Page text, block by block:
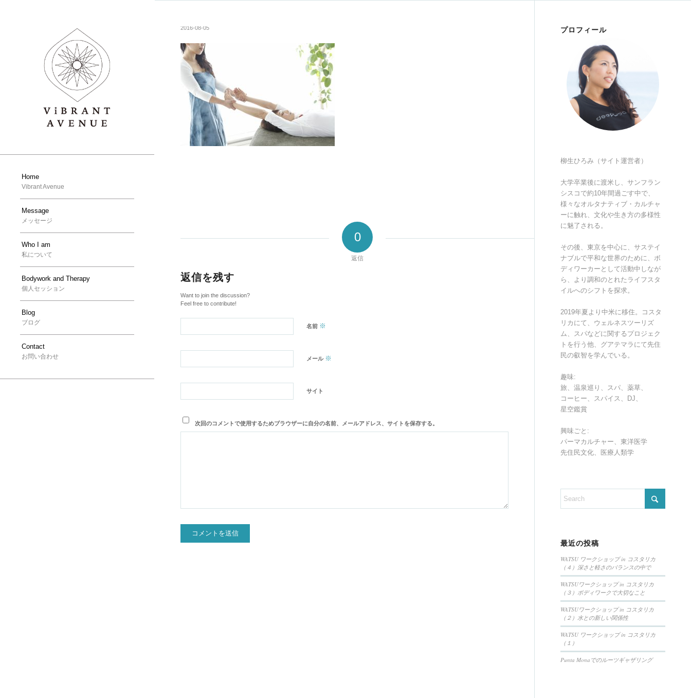
Home
Vibrant Avenue
Message
メッセージ
Who I am
私について
Bodywork and Therapy
個人セッション
Blog
ブログ
Contact
お問い合わせ
2016-08-05
0
返信
返信を残す
Want to join the discussion?
Feel free to contribute!
名前 ※
メール ※
サイト
次回のコメントで使用するためブラウザーに自分の名前、メールアドレス、サイトを保存する。
プロフィール
柳生ひろみ（サイト運営者）
大学卒業後に渡米し、サンフラン
シスコで約10年間過ごす中で、
様々なオルタナティブ・カルチャ
ーに触れ、文化や生き方の多様性
に魅了される。
その後、東京を中心に、サステイ
ナブルで平和な世界のために、ボ
ディワーカーとして活動中しなが
ら、より調和のとれたライフスタ
イルへのシフトを探求。
2019年夏より中米に移住。コスタ
リカにて、ウェルネスツーリズ
ム、スパなどに関するプロジェク
トを行う他、グアテマラにて先住
民の叡智を学んでいる。
趣味:
旅、温泉巡り、スパ、薬草、
コーヒー、スパイス、DJ、
星空鑑賞
興味ごと:
パーマカルチャー、東洋医学
先住民文化、医療人類学
最近の投稿
WATSU ワークショップ in コスタリカ
（４）深さと軽さのバランスの中で
WATSUワークショップ in コスタリカ
（３）ボディワークで大切なこと
WATSUワークショップ in コスタリカ
（２）水との新しい関係性
WATSU ワークショップ in コスタリカ
（１）
Punta Monaでのルーツギャザリング